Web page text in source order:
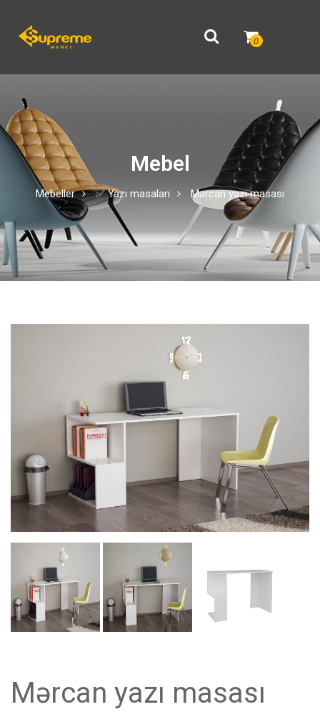
0
Mebel
Mebeller ✅ Yazı masaları Mərcan yazı masası
Mərcan yazı masası